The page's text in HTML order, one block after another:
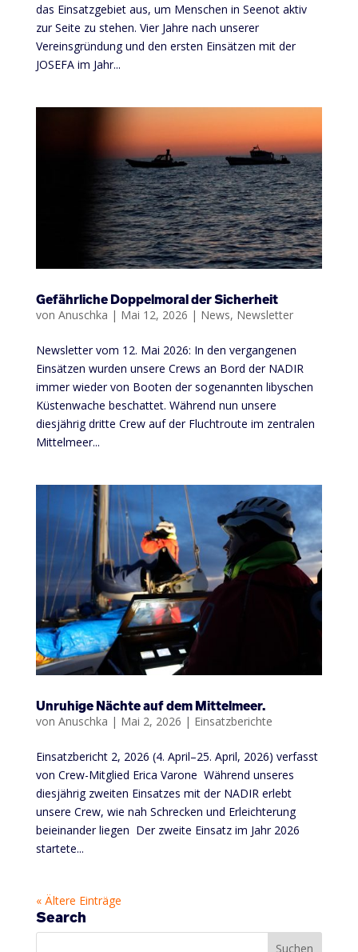
das Einsatzgebiet aus, um Menschen in Seenot aktiv
zur Seite zu stehen. Vier Jahre nach unserer
Vereinsgründung und den ersten Einsätzen mit der
JOSEFA im Jahr...
Gefährliche Doppelmoral der Sicherheit
von Anuschka | Mai 12, 2026 | News, Newsletter
Newsletter vom 12. Mai 2026: In den vergangenen
Einsätzen wurden unsere Crews an Bord der NADIR
immer wieder von Booten der sogenannten libyschen
Küstenwache beschattet. Während nun unsere
diesjährig dritte Crew auf der Fluchtroute im zentralen
Mittelmeer...
Unruhige Nächte auf dem Mittelmeer.
von Anuschka | Mai 2, 2026 | Einsatzberichte
Einsatzbericht 2, 2026 (4. April–25. April, 2026) verfasst
von Crew-Mitglied Erica Varone Während unseres
diesjährig zweiten Einsatzes mit der NADIR erlebt
unsere Crew, wie nah Schrecken und Erleichterung
beieinander liegen Der zweite Einsatz im Jahr 2026
startete...
« Ältere Einträge
Search